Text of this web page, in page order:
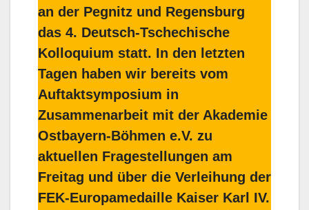
an der Pegnitz und Regensburg
das 4. Deutsch-Tschechische
Kolloquium statt. In den letzten
Tagen haben wir bereits vom
Auftaktsymposium in
Zusammenarbeit mit der Akademie
Ostbayern-Böhmen e.V. zu
aktuellen Fragestellungen am
Freitag und über die Verleihung der
FEK-Europamedaille Kaiser Karl IV.